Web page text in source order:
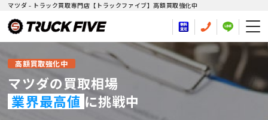
マツダ - トラック買取専門店【トラックファイブ】高額買取強化中
高額買取強化中
マツダの買取相場
業界最高値 に挑戦中